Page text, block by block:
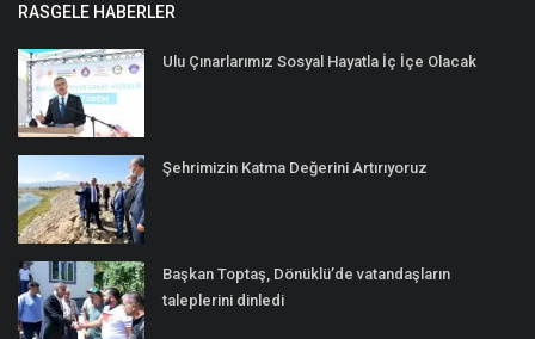
RASGELE HABERLER
Ulu Çınarlarımız Sosyal Hayatla İç İçe Olacak
Şehrimizin Katma Değerini Artırıyoruz
Başkan Toptaş, Dönüklü’de vatandaşların
taleplerini dinledi